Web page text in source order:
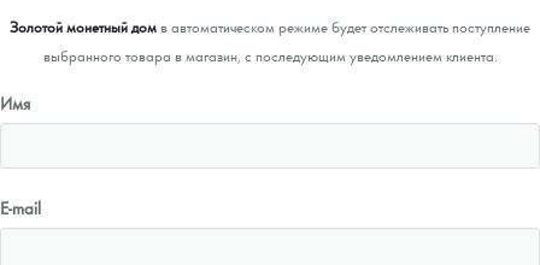
Золотой монетный домв автоматическом режиме будет отслеживать поступление
выбранного товара в магазин, с последующим уведомлением клиента.
Имя
E-mail